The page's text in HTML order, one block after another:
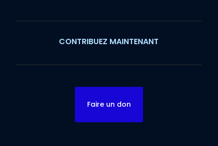
CONTRIBUEZ MAINTENANT
Faire un don